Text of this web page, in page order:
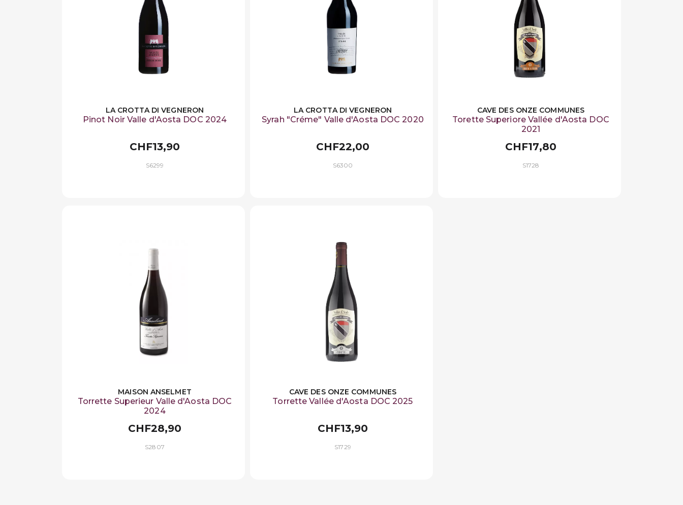
LA CROTTA DI VEGNERON
Pinot Noir Valle d'Aosta DOC 2024
CHF13,90
S6299
LA CROTTA DI VEGNERON
Syrah "Créme" Valle d'Aosta DOC 2020
CHF22,00
S6300
CAVE DES ONZE COMMUNES
Torette Superiore Vallée d'Aosta DOC
2021
CHF17,80
S1728
MAISON ANSELMET
Torrette Superieur Valle d'Aosta DOC
2024
CHF28,90
S2807
CAVE DES ONZE COMMUNES
Torrette Vallée d'Aosta DOC 2025
CHF13,90
S1729